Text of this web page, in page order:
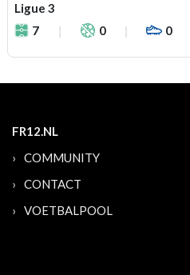
Ligue 3
7
0 0
FR12.NL
COMMUNITY
CONTACT
VOETBALPOOL